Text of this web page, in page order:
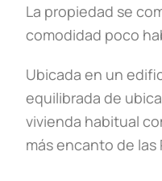
La propiedad se
comodidad poco
Ubicada en un
equilibrada de
vivienda habitual
más encanto de las